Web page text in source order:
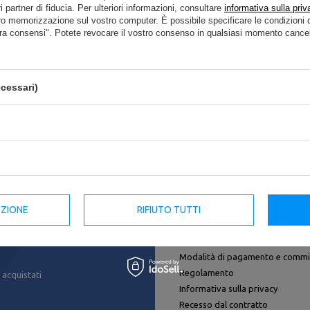
a specificare parametri più precisi. Utilizza del motore di ricerca
un prodotto che non abbiamo
nostro negozio, puoi utilizzare un apposito modulo e inviarci una
Regolamenti
Modalità di pagamento e
Regolamento
Informativa sulla privacy
Recesso dal contratto
partner di fiducia. Per ulteriori informazioni, consultare informativa sulla
memorizzazione sul vostro computer. È possibile specificare le condizioni
consensi". Potete revocare il vostro consenso in qualsiasi momento
RIFIUTO TUTTI